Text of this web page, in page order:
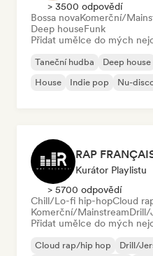
> 3500 odpovědí
Bossa novaKomerční/
Deep houseFunk
Přidat umělce do mých
Taneční hudba Deep house
House
Indie pop Nu-
Kurátor Playlistu
> 5700 odpovědí
Chill/Lo-fi hip-hopCloud
Komerční/MainstreamDrill/
Přidat umělce do mých
Cloud rap/hip hop Drill/